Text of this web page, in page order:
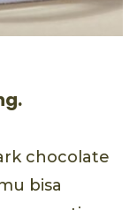
chocolate
bisa